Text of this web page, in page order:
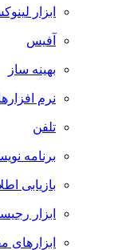
ابزار
آفیس
بهینه ساز
نرم
تلفن
برنامه
بازیابی
ابزار
ابزارهای